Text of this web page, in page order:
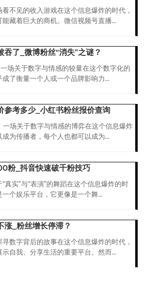
不见的收入游戏在这个信息爆炸的时代，
藏着巨大的商机。微信视频号直播...
吞了_微博粉丝“消失”之谜？
场关于数字与情感的较量在这个数字化的
了衡量一个人或一个品牌影响力...
考多少_小红书粉丝报价查询
场关于数字与情感的博弈在这个信息爆炸
为传播者，每个人也都可以成为...
粉_抖音快速破千粉技巧
真实”与“表演”的舞蹈在这个信息爆炸的时
个娱乐平台，它更像是一个舞...
涨_粉丝增长停滞？
数字背后的故事在这个信息爆炸的时代，
自我、分享生活的重要平台。然而...